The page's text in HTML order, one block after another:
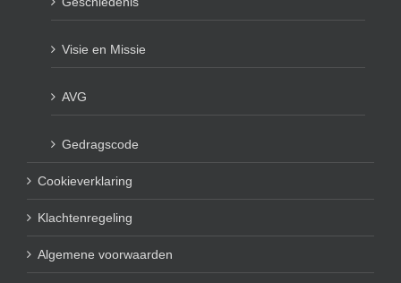
Visie en Missie
AVG
Gedragscode
Cookieverklaring
Klachtenregeling
Algemene voorwaarden